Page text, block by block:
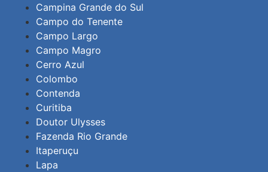
Campina Grande do Sul
Campo do Tenente
Campo Largo
Campo Magro
Cerro Azul
Colombo
Contenda
Curitiba
Doutor Ulysses
Fazenda Rio Grande
Itaperuçu
Lapa